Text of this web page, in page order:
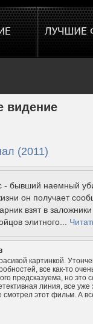
видение
(2011)
- бывший наемный
он получает
взят в
элитного...
картинкой.
все как-то
предсказуема, но это
линия, все уже
смотрел этот фильм. А